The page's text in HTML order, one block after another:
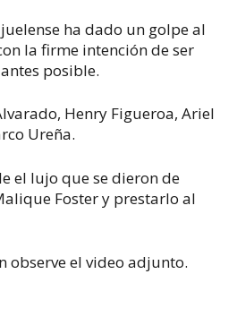
ha dado un golpe al
la firme intención de ser
posible.
Henry Figueroa, Ariel
Ureña.
el lujo que se dieron de
Foster y prestarlo al
observe el video adjunto.